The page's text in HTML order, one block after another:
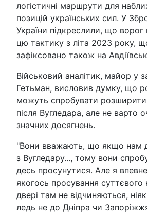
логістичні маршрути для
позицій українських сил. У
України підкреслили, що
цю тактику з літа 2023 року,
зафіксовано також на
Військовий аналітик, майор у
Гетьман, висловив думку, що
можуть спробувати розширити
після Вугледара, але не варто
значних досягнень.
"Вони вважають, що якщо нам
з Вугледару..., тому вони
десь просунутися. Але я
якогось просування суттєвого
двері там не відчиняються,
ледь не до Дніпра чи